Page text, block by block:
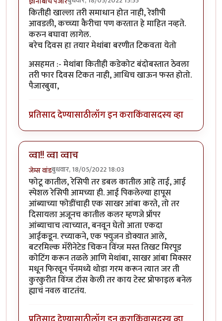
कितीही खाल्ला तरी समाधान होत नाही, रेशीपी
आवडली, कच्च्या कैरीचा पण करतात हे माहित नव्हते.
करुन बघावा लागेल.
बरेच दिवस हा तयार मेथांबा बरणीत टिकवता येतो
असहमत :- मेथांबा कितीही कडेकोट बंदोबस्तात ठेवला
तरी फार दिवस टिकत नाही, आधिच खाऊन फस्त होतो.
पैजारबुवा,
प्रतिसाद देण्यासाठीलॉग इन कराकिंवासदस्य व्हा
व्वा!! व्वा व्वाच
जेम्स वांडबुधवार, 18/05/2022 18:03
फोटू कातील, रेसिपी तर डबल कातील आहे ताई, आई
स्पेशल रेसिपी आमच्या ही. आई पिकलेल्या हापूस
आंब्याच्या फोडींचाही एक साखर आंबा करते, तो तर
दिसायला अजूनच कातील कलर म्हणजे प्रॉपर
आंब्याचाच त्याच्यात, बनवून घेतो आता एकदा
आईकडून. रच्याकने, एक फ्युजन डोक्यात आले,
बटरमिल्क मॅरीनेटेड चिकन विंग्ज मस्त तिखट मिरपूड
कोटिंग करून तळले आणि मेथांबा, साखर आंबा मिक्सर
मधून फिरवून पॅनमध्ये थोडा गरम करून त्यात जर ती
कुरकुरीत विंग्ज टॉस केली तर काय टेस्ट प्रोफाइल बनेल
ह्याचं नवल वाटतंय.